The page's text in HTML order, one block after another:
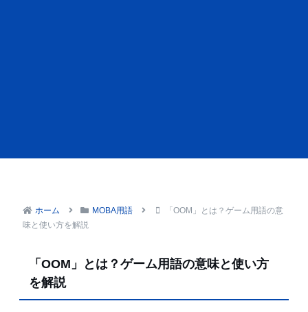
ホーム MOBA用語
「OOM」とは？ゲーム用語の意
味と使い方を解説
「OOM」とは？ゲーム用語の意味と使い方
を解説